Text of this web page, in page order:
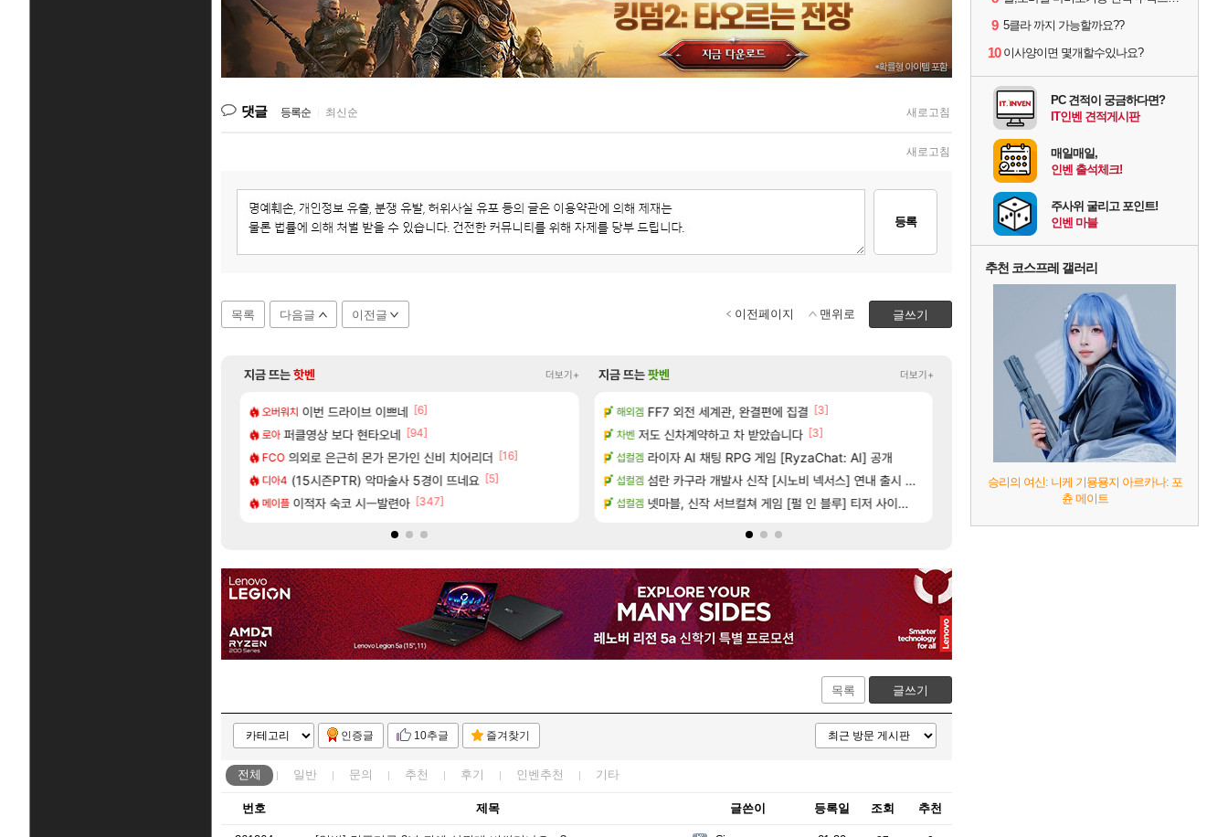
댓글 등록순 최신순 새로고침
새로고침
등록
목록 다음글 이전글 글쓰기
이전페이지 맨위로
지금 뜨는핫벤 더보기+
오버워치 이번 드라이브 이쁘네 [6]
로아 퍼클영상 보다 현타오네 [94]
FCO 의외로 은근히 몬가 몬가인 신비 치어리더 [16]
디아4 (15시즌PTR) 악마술사 5경이 뜨네요 [5]
메이플 이적자 숙코 시ㅡ발련아 [347]
메이플 빵 가격이 24500원 이라길래 결제 취소하고 나왔다
로아 너넨 대난 함부로 가지 마라.. [45]
디아4 Ssf 정의를 내려 버린 디시인 [6]
메이플 게이머라면 필수로 알아야 할 것 [116]
로아 100:8 보다 효율이 좋은 상향된 아제나 ㄷㄷ [101]
우리 나라의 주적은??
[137]
빵값 문의 후기 [82]
벨가 하드 찐 투력컷 [35]
메이플 레테 재사용 17번 터짐 [76]
벨가르딘 나이트메어 TOP 10 직업별 분포
지금 뜨는팟벤 더보기+
여행 7년만에 가족여행을 다녀왔습니다.
아스오라 「에린」 컨셉 포스터 공개
비스트 쿠를 먼저 보내서 기습하는 법
리싱크드 리싱크드 1.06 패치노트 (8/5)
비스트 비스트 오브 리인카네이션 정보/공략글 모음
해외겜 FF7 외전 세계관, 완결편에 집결 [3]
차벤 저도 신차계약하고 차 받았습니다 [3]
섭컬겜 라이자 AI 채팅 RPG 게임 [RyzaChat: AI] 공개
섭컬겜 섬란 카구라 개발사 신작 [시노비 넥서스] 연내 출시 예정
섭컬겜 넷마블, 신작 서브컬쳐 게임 [펄 인 블루] 티저 사이트 오픈
챕터별 길찾기/지도 공략 (1 ~ 12장)
4컷 만화 | 야간 보초는 너무 힘들어
테스트 때는 로비에 온라인 기능이 있는데
해외겜 스위치2판 ‘몬헌 와일즈’, 30~40fps 목표
비스트 오브 리인카네이션 오픈 트레일러
목록 글쓰기
인증글 10추글 즐겨찾기
전체 일반 문의 추천 후기 인벤추천 기타
번호 제목 글쓴이 등록일 조회 추천
9 5클라 까지 가능할까요??
10 이사양이면 몇개할수있나요?
PC 견적이 궁금하다면?
IT인벤 견적게시판
매일매일,
인벤 출석체크!
주사위 굴리고 포인트!
인벤 마블
추천 코스프레 갤러리
승리의 여신: 니케 기묭묭지 아르카나: 포
츈 메이트